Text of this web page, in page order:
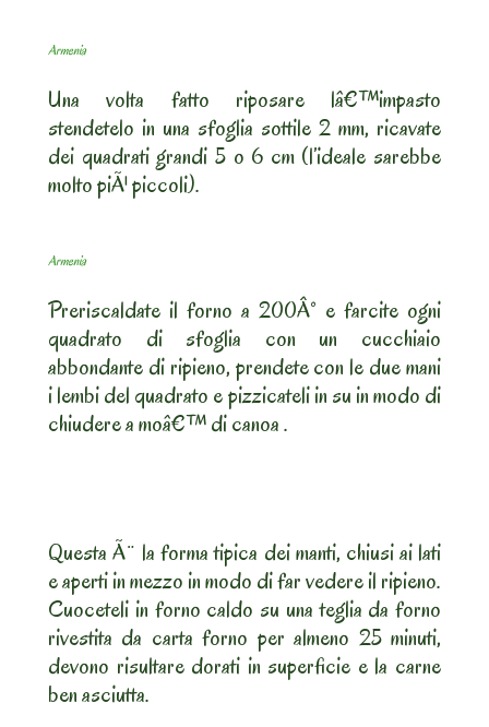
Armenia
Una volta fatto riposare lâ€™impasto
stendetelo in una sfoglia sottile 2 mm, ricavate
dei quadrati grandi 5 o 6 cm (l’ideale sarebbe
molto piÃ¹ piccoli).
Armenia
Preriscaldate il forno a 200Â° e farcite ogni
quadrato di sfoglia con un cucchiaio
abbondante di ripieno, prendete con le due mani
i lembi del quadrato e pizzicateli in su in modo di
chiudere a moâ€™ di canoa .
Questa Ã¨ la forma tipica dei manti, chiusi ai lati
e aperti in mezzo in modo di far vedere il ripieno.
Cuoceteli in forno caldo su una teglia da forno
rivestita da carta forno per almeno 25 minuti,
devono risultare dorati in superficie e la carne
ben asciutta.